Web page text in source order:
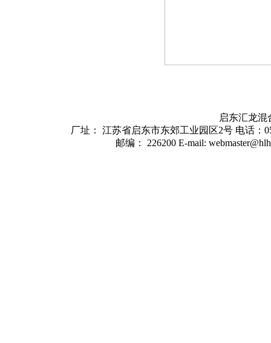
启东汇龙
厂址： 江苏省启东市东郊工业园区2号 电话：
邮编： 226200 E-mail: